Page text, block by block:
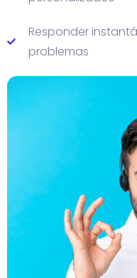
Responder
problemas